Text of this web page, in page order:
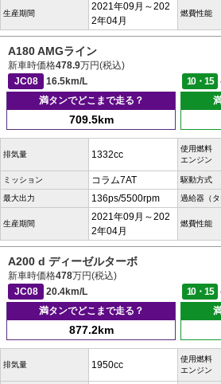
生産期間
2021年09月～202
2年04月
燃費性能
A180 AMGライン
新車時価格478.9万円(税込)
JC08
16.5km/L 10・15
満タンでどこまで走る？
709.5km
排気量 1332cc
使用燃料
エンジン
ミッション コラム7AT 駆動方式
最大出力 136ps/5500rpm 過給器（タ
生産期間
2021年09月～202
2年04月
燃費性能
A200 d ディーゼルターボ
新車時価格478万円(税込)
JC08
20.4km/L 10・15
満タンでどこまで走る？
877.2km
排気量 1950cc
使用燃料
エンジン